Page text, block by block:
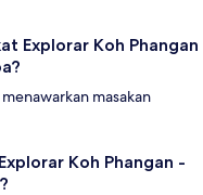
Explorar Koh Phangan
masakan
Koh Phangan -